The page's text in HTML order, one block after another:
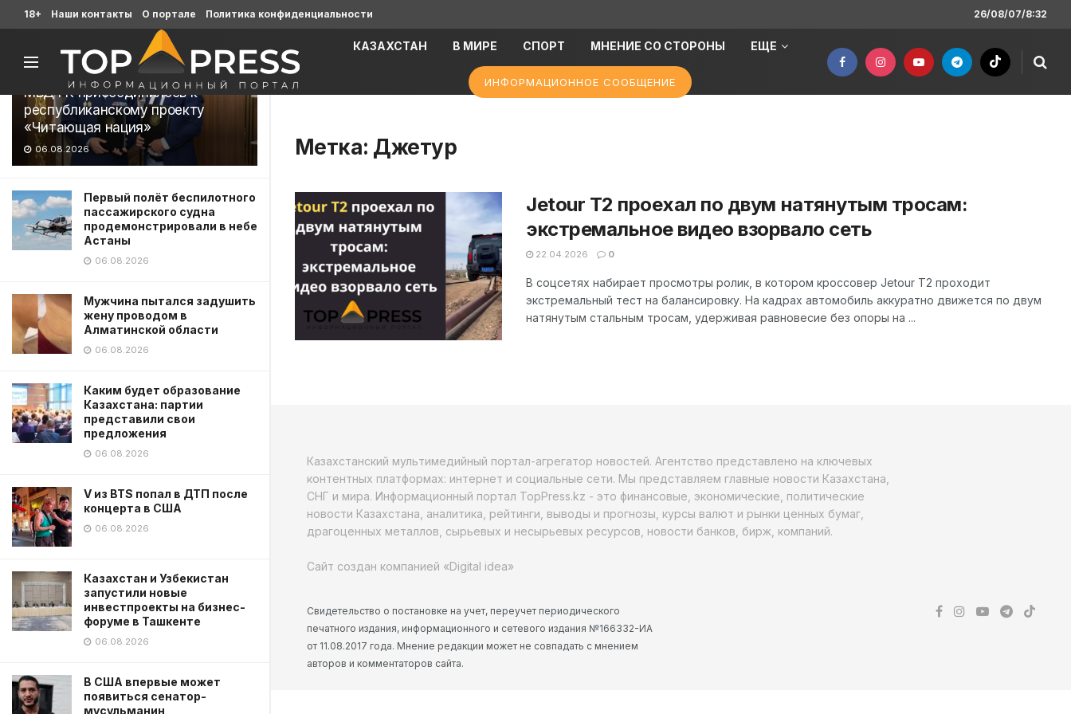
Последние
МВД РК присоединилось к
республиканскому проекту
«Читающая нация»
06.08.2026
Первый полёт беспилотного
пассажирского судна
продемонстрировали в небе
Астаны
06.08.2026
Мужчина пытался задушить
жену проводом в
Алматинской области
06.08.2026
Каким будет образование
Казахстана: партии
представили свои
предложения
06.08.2026
V из BTS попал в ДТП после
концерта в США
06.08.2026
Казахстан и Узбекистан
запустили новые
инвестпроекты на бизнес-
форуме в Ташкенте
06.08.2026
В США впервые может
появиться сенатор-
мусульманин
18+ Наши контакты О портале Политика конфиденциальности 26/08/07/8:32
КАЗАХСТАН В МИРЕ СПОРТ МНЕНИЕ СО СТОРОНЫ ЕЩЕ
ИНФОРМАЦИОННОЕ СООБЩЕНИЕ
Метка: Джетур
Jetour T2 проехал по двум натянутым тросам:
экстремальное видео взорвало сеть
22.04.2026 0
В соцсетях набирает просмотры ролик, в котором кроссовер Jetour T2 проходит
экстремальный тест на балансировку. На кадрах автомобиль аккуратно движется по двум
натянутым стальным тросам, удерживая равновесие без опоры на ...
Казахстанский мультимедийный портал-агрегатор новостей. Агентство представлено на ключевых
контентных платформах: интернет и социальные сети. Мы представляем главные новости Казахстана,
СНГ и мира. Информационный портал TopPress.kz - это финансовые, экономические, политические
новости Казахстана, аналитика, рейтинги, выводы и прогнозы, курсы валют и рынки ценных бумаг,
драгоценных металлов, сырьевых и несырьевых ресурсов, новости банков, бирж, компаний.
Сайт создан компанией «Digital idea»
Свидетельство о постановке на учет, переучет периодического
печатного издания, информационного и сетевого издания №166332-ИА
от 11.08.2017 года. Мнение редакции может не совпадать с мнением
авторов и комментаторов сайта.